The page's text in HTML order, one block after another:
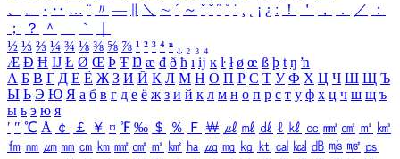
、
。 · ‥ … ¨ 〃 ― ＼ ∼ ´ ～ ˇ ˘ ˝ ˚ ˙ ¸ ¡ ¿ ː ！ ＇ ， ． ／
：
；
？ ＾ ｀
½ ⅓ ⅔ ¼ ¾ ⅛ ⅜ ⅝ ⅞ ¹ ² ³ ⁴ ⁿ ₁ ₂ ₃ ₄
Æ Ð Ħ Ĳ Ł Ø Œ Þ Ŧ Ŋ æ đ ð ħ ı ĳ ĸ ŀ ł ø œ ß þ ŧ ŋ ŉ
А Б В Г Д Е Ё Ж З И Й К Л М Н О П Р С Т У Ф Х Ц Ч Ш Щ Ъ
Ы Ь Э Ю Я а б в г д е ё ж з и й к л м н о п р с т у ф х ц ч ш щ ъ
ы ь э ю я
′ ″ ℃ Å ￠ ￡ ￥ ¤ ℉ ‰ ＄ ％ Ｆ ￦ ㎕ ㎖ ㎗ ℓ ㎘ ㏄ ㎣ ㎤ ㎥ ㎦
㎙ ㎚ ㎛ ㎜ ㎝ ㎞ ㎟ ㎠ ㎡ ㎢ ㏊ ㎍ ㎎ ㎏ ㏏ ㎈ ㎉ ㏈ ㎧ ㎨ ㎰